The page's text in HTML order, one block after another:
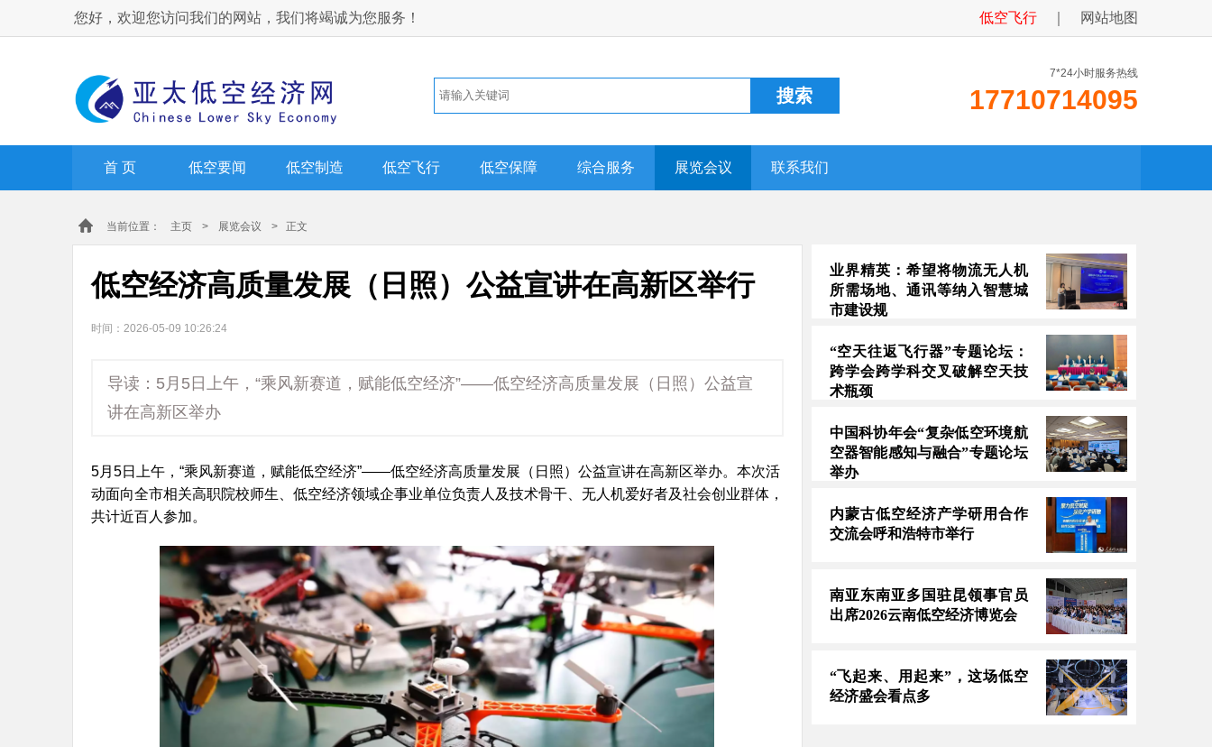
您好，欢迎您访问我们的网站，我们将竭诚为您服务！ 低空飞行 网站地图
7*24小时服务热线
17710714095
首 页 低空要闻 低空制造 低空飞行 低空保障 综合服务 展览会议 联系我们
当前位置： 主页 > 展览会议 > 正文
低空经济高质量发展（日照）公益宣讲在高新区举行
时间：2026-05-09 10:26:24
导读：5月5日上午，“乘风新赛道，赋能低空经济”——低空经济高质量发展（日照）公益宣
讲在高新区举办
5月5日上午，“乘风新赛道，赋能低空经济”——低空经济高质量发展（日照）公益宣讲在高新区举办。本次活
动面向全市相关高职院校师生、低空经济领域企事业单位负责人及技术骨干、无人机爱好者及社会创业群体，
共计近百人参加。
业界精英：希望将物流无人机
所需场地、通讯等纳入智慧城
市建设规
“空天往返飞行器”专题论坛：
跨学会跨学科交叉破解空天技
术瓶颈
中国科协年会“复杂低空环境航
空器智能感知与融合”专题论坛
举办
内蒙古低空经济产学研用合作
交流会呼和浩特市举行
南亚东南亚多国驻昆领事官员
出席2026云南低空经济博览会
“飞起来、用起来”，这场低空
经济盛会看点多